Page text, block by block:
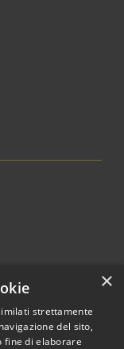
×
strettamente
del sito,
fine di elaborare